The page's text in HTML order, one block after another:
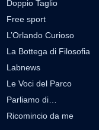
Doppio Taglio
Free sport
L’Orlando Curioso
La Bottega di Filosofia
Labnews
Le Voci del Parco
Parliamo di…
Ricomincio da me